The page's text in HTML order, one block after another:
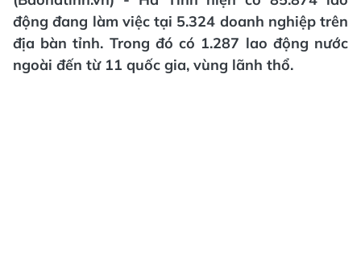
động đang làm việc tại 5.324 doanh nghiệp trên
địa bàn tỉnh. Trong đó có 1.287 lao động nước
ngoài đến từ 11 quốc gia, vùng lãnh thổ.